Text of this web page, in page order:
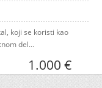
koji se koristi kao
del...
1.000 €